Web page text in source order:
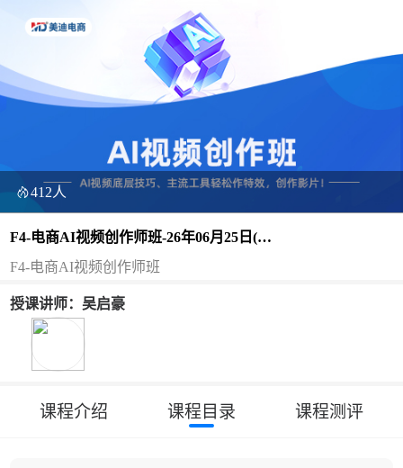
412人
F4-电商AI视频创作师班-26年06月25日(双
师）
F4-电商AI视频创作师班
授课讲师：吴启豪
课程介绍 课程目录 课程测评